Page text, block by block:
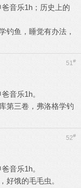
音乐1h；历史上的
钓鱼，睡觉有办法，
51#
音乐1h。
第三卷，弗洛格学钓
52#
音乐1h。
好饿的毛毛虫。